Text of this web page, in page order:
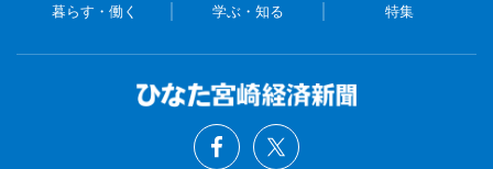
暮らす・働く 学ぶ・知る 特集